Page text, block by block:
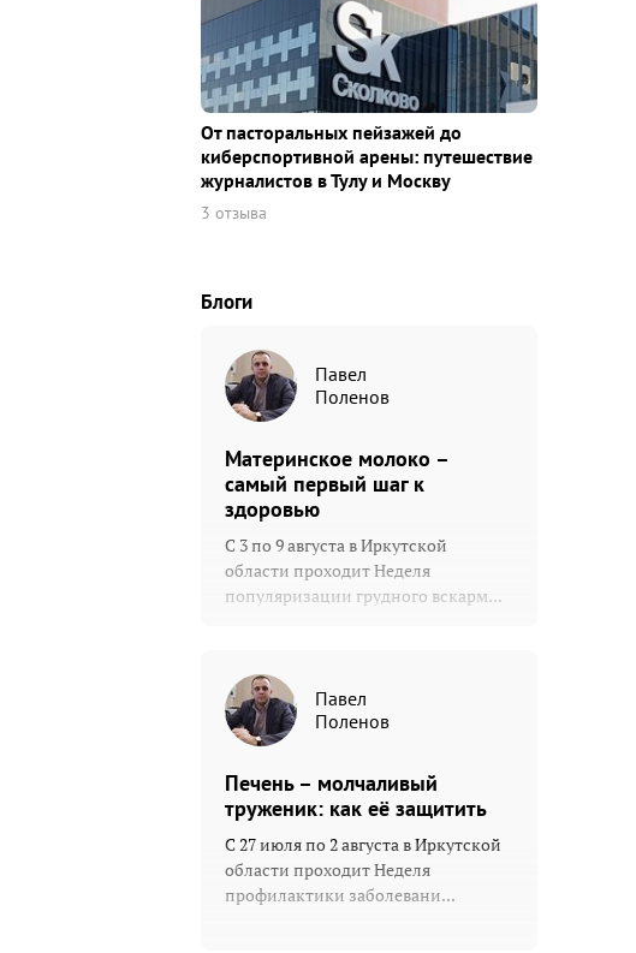
От пасторальных пейзажей до
киберспортивной арены: путешествие
журналистов в Тулу и Москву
3 отзыва
Блоги
Павел
Поленов
Материнское молоко –
самый первый шаг к
здоровью
С 3 по 9 августа в Иркутской
области проходит Неделя
популяризации грудного вскарм...
Павел
Поленов
Печень – молчаливый
труженик: как её защитить
С 27 июля по 2 августа в Иркутской
области проходит Неделя
профилактики заболевани...